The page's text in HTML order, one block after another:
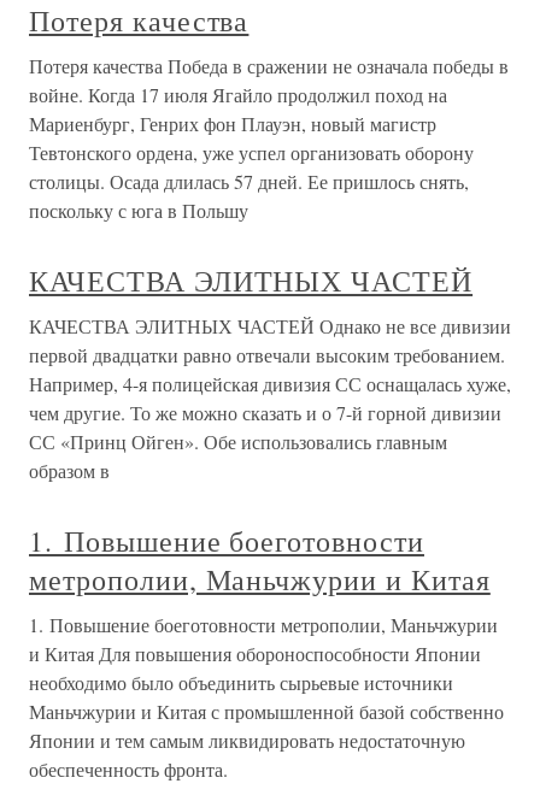
Потеря качества
Потеря качества Победа в сражении не означала победы в
войне. Когда 17 июля Ягайло продолжил поход на
Мариенбург, Генрих фон Плауэн, новый магистр
Тевтонского ордена, уже успел организовать оборону
столицы. Осада длилась 57 дней. Ее пришлось снять,
поскольку с юга в Польшу
КАЧЕСТВА ЭЛИТНЫХ ЧАСТЕЙ
КАЧЕСТВА ЭЛИТНЫХ ЧАСТЕЙ Однако не все дивизии
первой двадцатки равно отвечали высоким требованием.
Например, 4-я полицейская дивизия СС оснащалась хуже,
чем другие. То же можно сказать и о 7-й горной дивизии
СС «Принц Ойген». Обе использовались главным
образом в
1. Повышение боеготовности
метрополии, Маньчжурии и Китая
1. Повышение боеготовности метрополии, Маньчжурии
и Китая Для повышения обороноспособности Японии
необходимо было объединить сырьевые источники
Маньчжурии и Китая с промышленной базой собственно
Японии и тем самым ликвидировать недостаточную
обеспеченность фронта.